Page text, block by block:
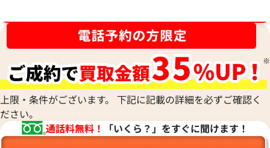
参考買取価格
2025年10月3日時点
参考買取価格
2026年5月3日時点
上限・条件がございます。 下記に記載の詳細を必ずご確認く
ださい。
通話料無料！
「いくら？」をすぐに聞けます！